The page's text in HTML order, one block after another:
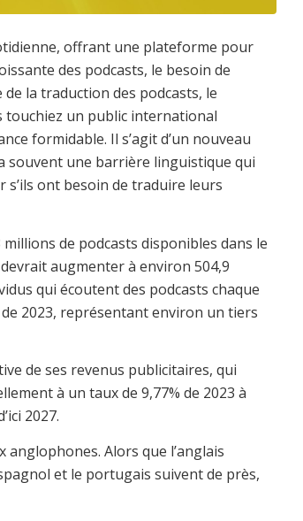
offrant une plateforme pour
des podcasts, le besoin de
la traduction des podcasts, le
touchiez un public international
formidable. Il s’agit d’un nouveau
souvent une barrière linguistique qui
s’ils ont besoin de traduire leurs
de podcasts disponibles dans le
augmenter à environ 504,9
qui écoutent des podcasts chaque
2023, représentant environ un tiers
de ses revenus publicitaires, qui
à un taux de 9,77% de 2023 à
2027.
anglophones. Alors que l’anglais
et le portugais suivent de près,